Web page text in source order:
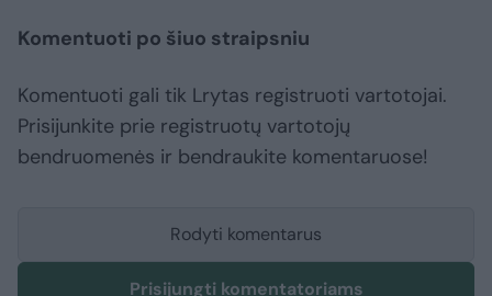
Komentuoti po šiuo straipsniu
Komentuoti gali tik Lrytas registruoti vartotojai.
Prisijunkite prie registruotų vartotojų
bendruomenės ir bendraukite komentaruose!
Rodyti komentarus
Prisijungti komentatoriams